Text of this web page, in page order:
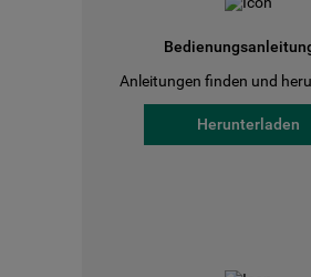
Anleitungen finden und
Herunterladen